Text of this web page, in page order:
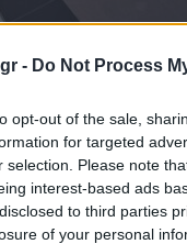
- Do Not Process
opt-out of the sale,
for targeted
selection. Please note
interest-based ads
to third parties
of your personal
εκπροσώπους του
και τηSiare
από
της Μπολόνια,
την πανδημία η